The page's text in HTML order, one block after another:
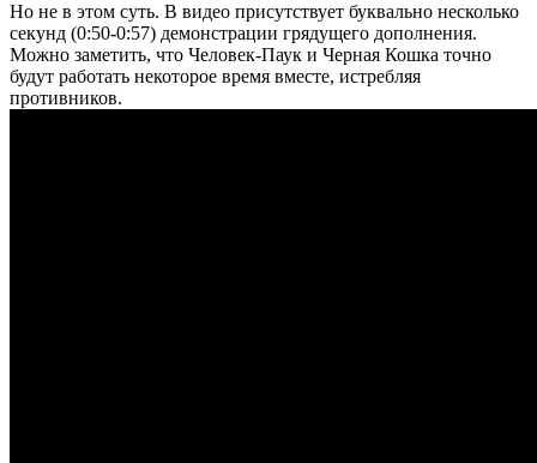
Но не в этом суть. В видео присутствует буквально несколько
секунд (0:50-0:57) демонстрации грядущего дополнения.
Можно заметить, что Человек-Паук и Черная Кошка точно
будут работать некоторое время вместе, истребляя
противников.